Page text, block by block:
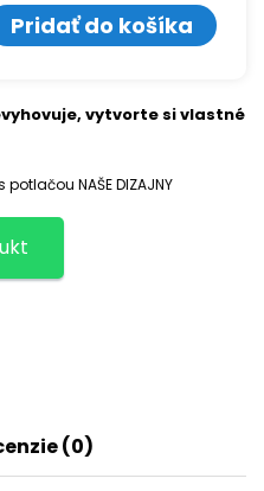
Pridať do košíka
vytvorte si vlastné
potlačou NAŠE DIZAJNY
(0)